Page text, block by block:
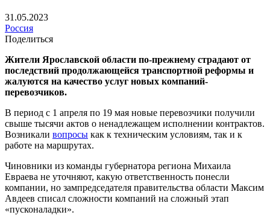
31.05.2023
Россия
Поделиться
Жители Ярославской области по-прежнему страдают от
последствий продолжающейся транспортной реформы и
жалуются на качество услуг новых компаний-
перевозчиков.
В период с 1 апреля по 19 мая новые перевозчики получили
свыше тысячи актов о ненадлежащем исполнении контрактов.
Возникали вопросы как к техническим условиям, так и к
работе на маршрутах.
Чиновники из команды губернатора региона Михаила
Евраева не уточняют, какую ответственность понесли
компании, но зампредседателя правительства области Максим
Авдеев списал сложности компаний на сложный этап
«пусконаладки».